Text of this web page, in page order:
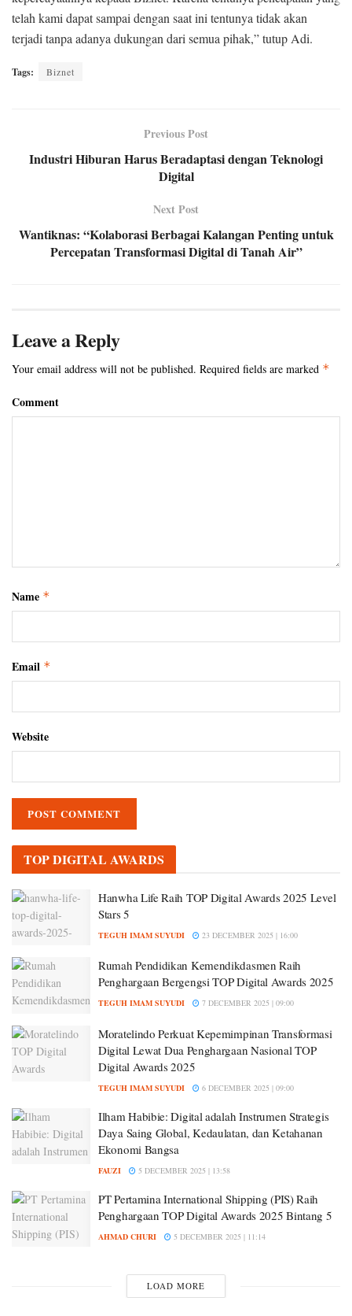
telah kami dapat sampai dengan saat ini tentunya tidak akan
terjadi tanpa adanya dukungan dari semua pihak,” tutup Adi.
Tags: Biznet
Previous Post
Industri Hiburan Harus Beradaptasi dengan Teknologi
Digital
Next Post
Wantiknas: “Kolaborasi Berbagai Kalangan Penting untuk
Percepatan Transformasi Digital di Tanah Air”
Leave a Reply
Your email address will not be published. Required fields are marked *
Comment
Name *
Email *
Website
TOP DIGITAL AWARDS
Hanwha Life Raih TOP Digital Awards 2025 Level
Stars 5
TEGUH IMAM SUYUDI 23 DECEMBER 2025 | 16:00
Rumah Pendidikan Kemendikdasmen Raih
Penghargaan Bergengsi TOP Digital Awards 2025
TEGUH IMAM SUYUDI 7 DECEMBER 2025 | 09:00
Moratelindo Perkuat Kepemimpinan Transformasi
Digital Lewat Dua Penghargaan Nasional TOP
Digital Awards 2025
TEGUH IMAM SUYUDI 6 DECEMBER 2025 | 09:00
Ilham Habibie: Digital adalah Instrumen Strategis
Daya Saing Global, Kedaulatan, dan Ketahanan
Ekonomi Bangsa
FAUZI 5 DECEMBER 2025 | 13:58
PT Pertamina International Shipping (PIS) Raih
Penghargaan TOP Digital Awards 2025 Bintang 5
AHMAD CHURI 5 DECEMBER 2025 | 11:14
LOAD MORE